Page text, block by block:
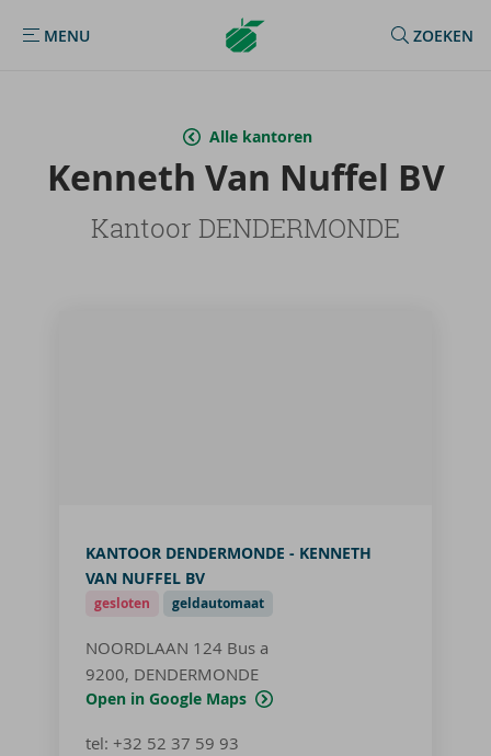
MENU
MENU
Argenta
Homepage
ZOEKEN
Alle kantoren
Ken­neth Van Nuf­fel BV
Kantoor DENDERMONDE
KANTOOR DENDERMONDE - KENNETH
VAN NUFFEL BV
gesloten geldautomaat
NOORDLAAN 124 Bus a
9200, DENDERMONDE
Open in Google Maps
tel: +32 52 37 59 93